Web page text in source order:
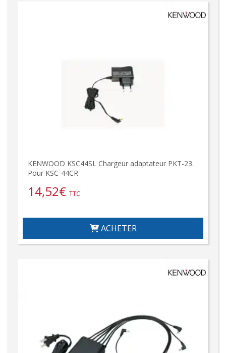
KENWOOD KSC44SL Chargeur adaptateur PKT-23.
Pour KSC-44CR
14,52€ TTC
ACHETER